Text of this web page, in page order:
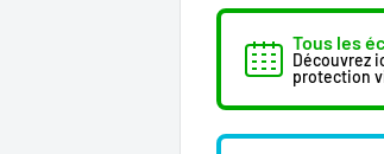
Tous les
Découvrez
protection